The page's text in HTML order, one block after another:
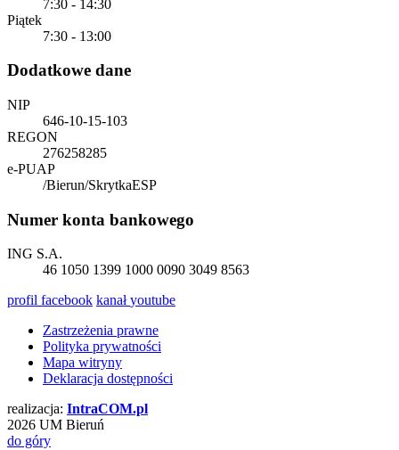
7:30 - 14:30
Piątek
7:30 - 13:00
Dodatkowe dane
NIP
646-10-15-103
REGON
276258285
e-PUAP
/Bierun/SkrytkaESP
Numer konta bankowego
ING S.A.
46 1050 1399 1000 0090 3049 8563
profil facebook kanałyoutube
Zastrzeżenia prawne
Polityka prywatności
Mapa witryny
Deklaracja dostępności
realizacja: IntraCOM.pl
2026 UM Bieruń
do góry